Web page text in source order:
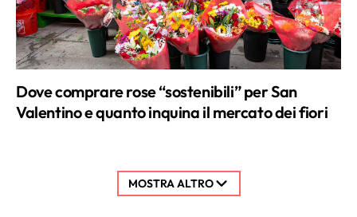
Dove comprare rose “sostenibili” per San
Valentino e quanto inquina il mercato dei fiori
MOSTRA ALTRO